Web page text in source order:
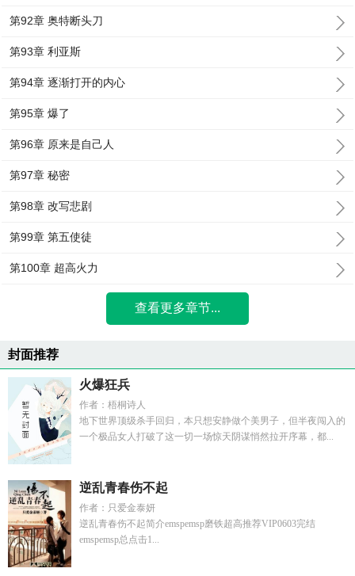
第92章 奥特断头刀
第93章 利亚斯
第94章 逐渐打开的内心
第95章 爆了
第96章 原来是自己人
第97章 秘密
第98章 改写悲剧
第99章 第五使徒
第100章 超高火力
查看更多章节...
封面推荐
火爆狂兵
作者：梧桐诗人
地下世界顶级杀手回归，本只想安静做个美男子，但半夜闯入的
一个极品女人打破了这一切一场惊天阴谋悄然拉开序幕，都...
逆乱青春伤不起
作者：只爱金泰妍
逆乱青春伤不起简介emspemsp磨铁超高推荐VIP0603完结
emspemsp总点击1...